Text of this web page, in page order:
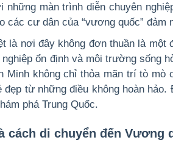
những màn trình diễn chuyên
các cư dân của “vương quốc” đảm
là nơi đây không đơn thuần là một
ổn định và môi trường sống
Minh không chỉ thỏa mãn trí tò mò
đẹp từ những điều không hoàn
phá Trung Quốc.
cách di chuyển đến Vương